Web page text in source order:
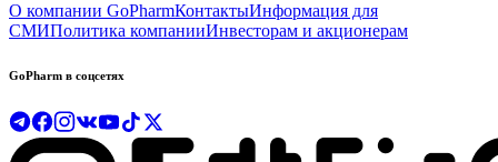
О компании GoPharmКонтактыИнформация для
СМИПолитика компанииИнвесторам и акционерам
GoPharm в соцсетях